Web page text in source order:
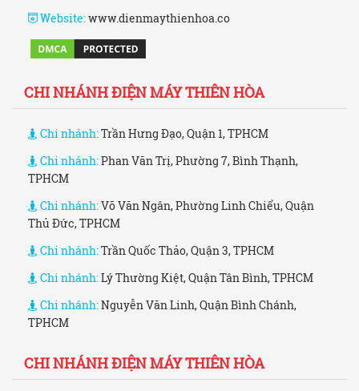
Website:www.dienmaythienhoa.co
CHI NHÁNH ĐIỆN MÁY THIÊN HÒA
Chi nhánh:Trần Hưng Đạo, Quận 1, TPHCM
Chi nhánh:Phan Văn Trị, Phường 7, Bình Thạnh,
TPHCM
Chi nhánh:Võ Văn Ngân, Phường Linh Chiểu, Quận
Thủ Đức, TPHCM
Chi nhánh:Trần Quốc Thảo, Quận 3, TPHCM
Chi nhánh:Lý Thường Kiệt, Quận Tân Bình, TPHCM
Chi nhánh:Nguyễn Văn Linh, Quận Bình Chánh,
TPHCM
CHI NHÁNH ĐIỆN MÁY THIÊN HÒA